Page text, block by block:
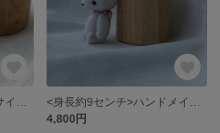
4,800円